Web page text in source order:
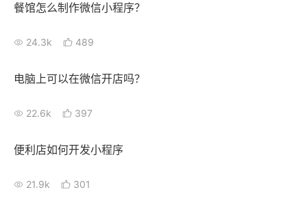
餐馆怎么制作微信小程序？
24.3k 489
电脑上可以在微信开店吗？
22.6k 397
便利店如何开发小程序
21.9k 301